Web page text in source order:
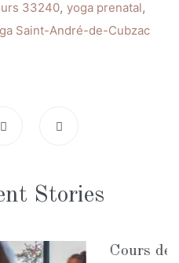
33240, yoga prenatal,
Saint-André-de-Cubzac
Stories
de yoga à Saint-